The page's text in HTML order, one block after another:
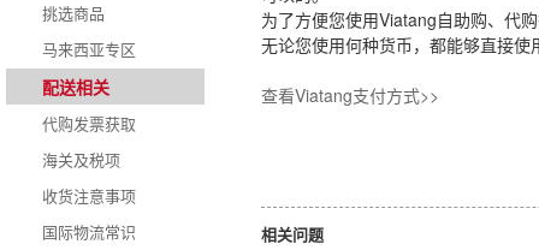
挑选商品
马来西亚专区
配送相关
代购发票获取
海关及税项
收货注意事项
国际物流常识
为了方便您使用Viatang自助购、代
无论您使用何种货币，都能够直接
查看Viatang支付方式>>
相关问题